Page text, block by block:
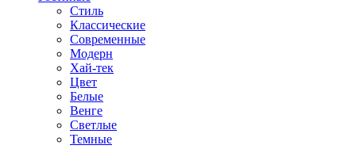
Стиль
Классические
Современные
Модерн
Хай-тек
Цвет
Белые
Венге
Светлые
Темные